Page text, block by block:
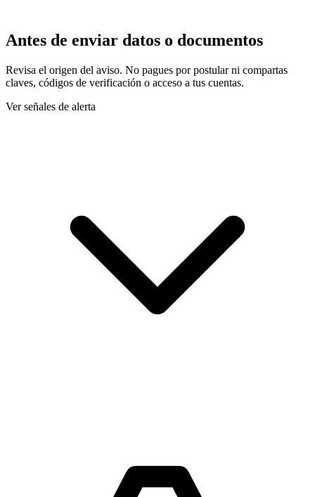
Antes de enviar datos o documentos
Revisa el origen del aviso. No pagues por postular ni compartas
claves, códigos de verificación o acceso a tus cuentas.
Ver señales de alerta